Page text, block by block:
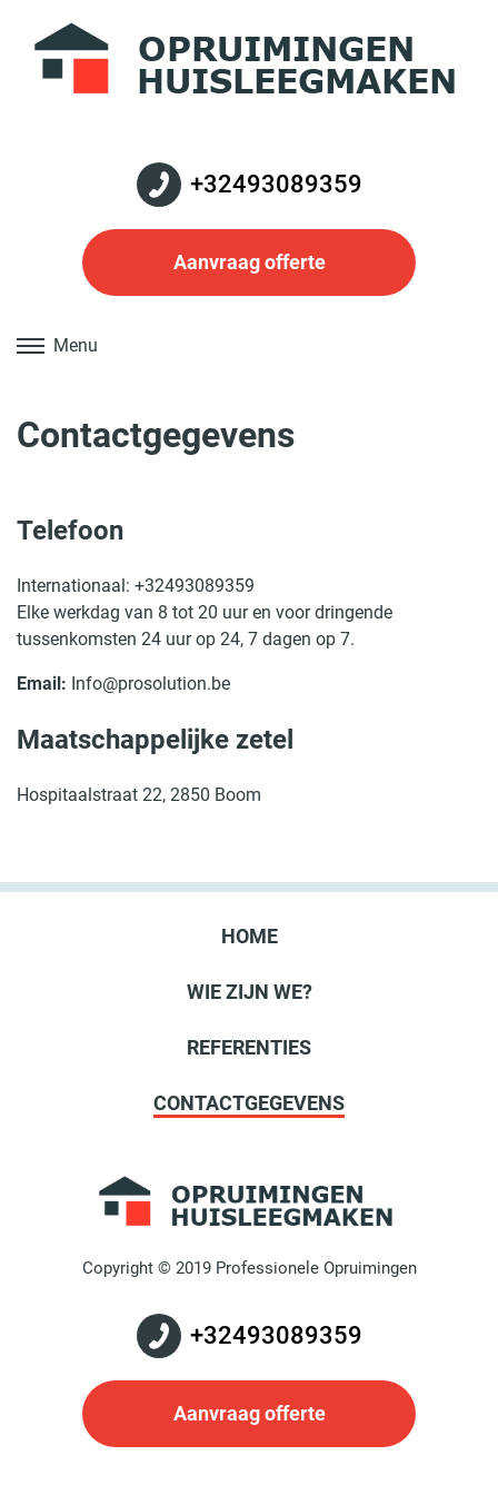
+32493089359
Aanvraag offerte
Menu
Contactgegevens
Telefoon
Internationaal: +32493089359
Elke werkdag van 8 tot 20 uur en voor dringende
tussenkomsten 24 uur op 24, 7 dagen op 7.
Email: Info@prosolution.be
Maatschappelijke zetel
Hospitaalstraat 22, 2850 Boom
HOME
WIE ZIJN WE?
REFERENTIES
CONTACTGEGEVENS
Copyright © 2019 Professionele Opruimingen
+32493089359
Aanvraag offerte